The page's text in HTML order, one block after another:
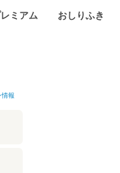
ミアム おしりふき
情報